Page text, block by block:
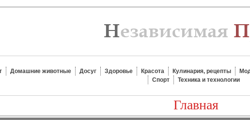
Домашние животные Досуг Здоровье Красота Кулинария, рецепты
Спорт
Техника и технологии
Главная